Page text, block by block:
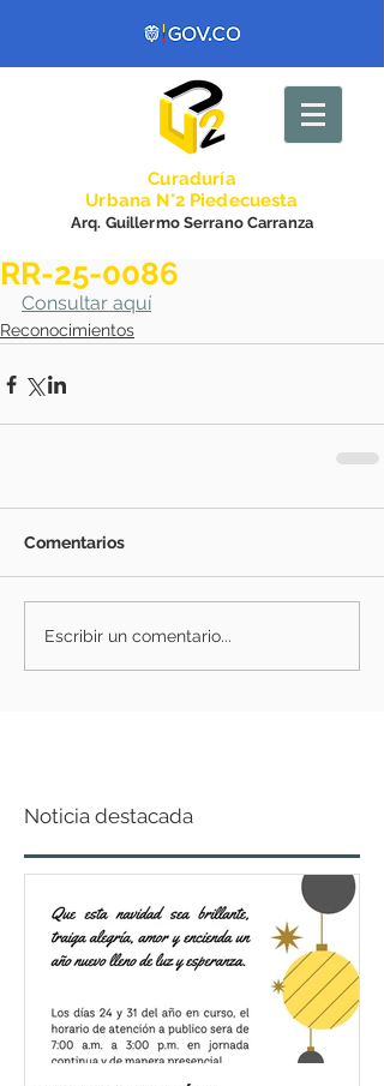
Curaduría
Urbana N°2 Piedecuesta
Arq. Guillermo Serrano Carranza
RR-25-0086
Consultar aquí
Reconocimientos
Comentarios
Escribir un comentario...
Noticia destacada